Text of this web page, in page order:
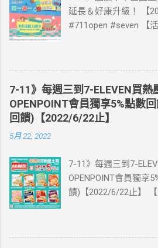
延長＆好康升級！ 【
#711open #seven 【
國上網卡 方便、快速
送王品集團300元即享
活動網站登錄 【點我
卡：好康升級！購買
送同天數「吃到飽」方
來超商買省錢又方便💰
這邊 【點我看好康優
【點我觀看教學】 📲
澳、美國、菲律賓、
通有 📲 立即取卡免等
7-11》每週三到7-ELEVEN買熱
OPENPOINT會員獨享5%點數
回饋)【2022/6/22止】
5月 22, 2022
7-11》每週三到7-
OPENPOINT會員獨享
饋)【2022/6/22止】
111/5/4~6/22 每週三